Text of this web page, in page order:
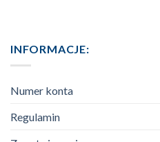
INFORMACJE:
Numer konta
Regulamin